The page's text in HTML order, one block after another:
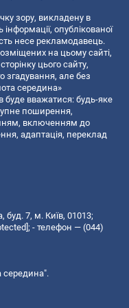
зору, викладену в
інформації, опублікованої
несе рекламодавець.
на цьому сайті,
цього сайту,
згадування, але без
середина»
буде вважатися: будь-яке
поширення,
включенням до
адаптація, переклад
7, м. Київ, 01013;
; - телефон — (044)
середина".